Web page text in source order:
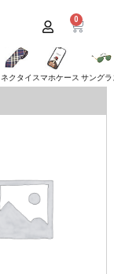
0
ネクタイ スマホケース サング